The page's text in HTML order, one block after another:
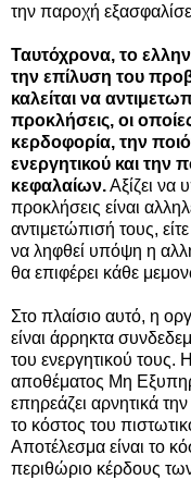
την παροχή
Ταυτόχρονα, το
την επίλυση του
καλείται να
προκλήσεις, οι
κερδοφορία, την
ενεργητικού και την
κεφαλαίων.Αξίζει να
προκλήσεις είναι
αντιμετώπισή τους,
να ληφθεί υπόψη η
θα επιφέρει κάθε
Στο πλαίσιο αυτό, η
είναι άρρηκτα
του ενεργητικού τους.
αποθέματος Μη
επηρεάζει αρνητικά
το κόστος του
Αποτέλεσμα είναι το
περιθώριο κέρδους